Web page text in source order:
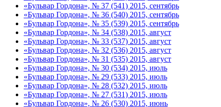
«Бульвар Гордона», № 37 (541) 2015, сентябрь
«Бульвар Гордона», № 36 (540) 2015, сентябрь
«Бульвар Гордона», № 35 (539) 2015, сентябрь
«Бульвар Гордона», № 34 (538) 2015, август
«Бульвар Гордона», № 33 (537) 2015, август
«Бульвар Гордона», № 32 (536) 2015, август
«Бульвар Гордона», № 31 (535) 2015, август
«Бульвар Гордона», № 30 (534) 2015, июль
«Бульвар Гордона», № 29 (533) 2015, июль
«Бульвар Гордона», № 28 (532) 2015, июль
«Бульвар Гордона», № 27 (531) 2015, июль
«Бульвар Гордона», № 26 (530) 2015, июнь